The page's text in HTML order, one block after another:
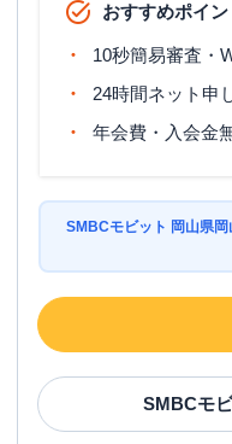
おすすめポイン
10秒簡易審査・
24時間ネット申
年会費・入会金
SMBCモビット 岡山県
SMBCモ